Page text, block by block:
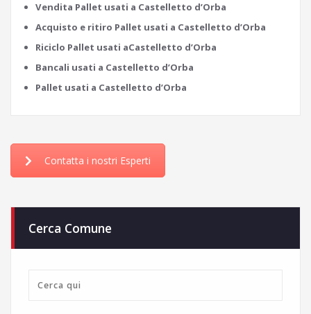
Vendita Pallet usati a Castelletto d’Orba
Acquisto e ritiro Pallet usati a Castelletto d’Orba
Riciclo Pallet usati aCastelletto d’Orba
Bancali usati a Castelletto d’Orba
Pallet usati a Castelletto d’Orba
Contatta i nostri Esperti
Cerca Comune